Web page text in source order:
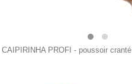
CAIPIRINHA PROFI - poussoir cranté